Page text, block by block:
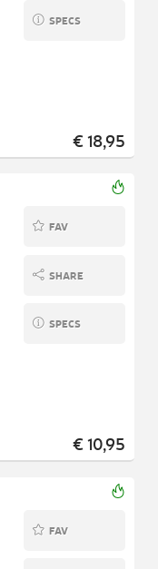
SPECS
€ 18,95
FAV
SHARE
SPECS
€ 10,95
FAV